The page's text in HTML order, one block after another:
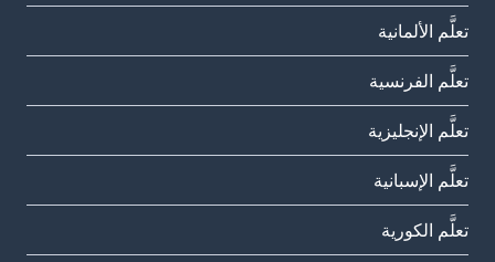
تعلَّم الألمانية
تعلَّم الفرنسية
تعلَّم الإنجليزية
تعلَّم الإسبانية
تعلَّم الكورية